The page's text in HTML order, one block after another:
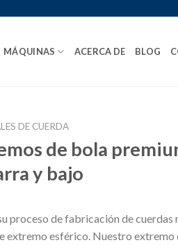
MÁQUINAS ACERCA DE BLOG
DE CUERDA
de bola
y bajo
proceso de fabricación de cuerdas
extremo esférico. Nuestro